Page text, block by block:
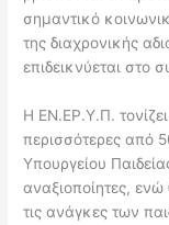
σημαντικό
της διαχρονικής
επιδεικνύεται στο
Η ΕΝ.ΕΡ.Υ.Π.
περισσότερες από
Υπουργείου
αναξιοποίητες,
τις ανάγκες των